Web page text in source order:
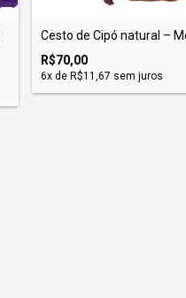
Cesto de Cipó natural –
R$70,00
6x de R$11,67 sem juros